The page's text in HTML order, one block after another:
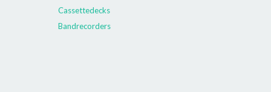
Cassettedecks
Bandrecorders